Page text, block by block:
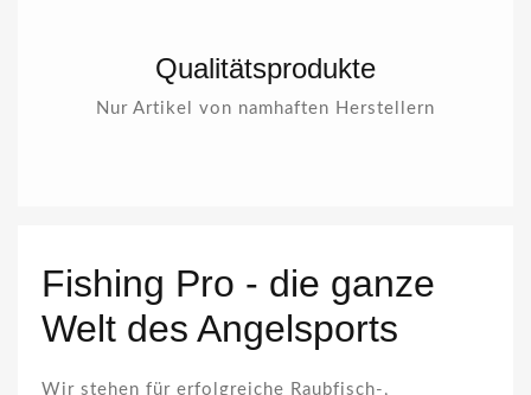
Qualitätsprodukte
Nur Artikel von namhaften Herstellern
Fishing Pro - die ganze
Welt des Angelsports
Wir stehen für erfolgreiche Raubfisch-,